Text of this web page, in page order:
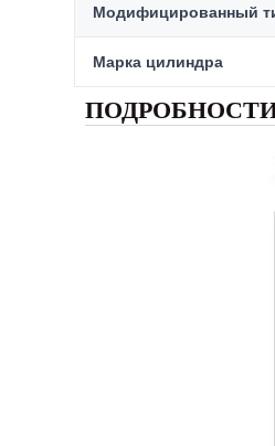
Модифицированный
Марка цилиндра